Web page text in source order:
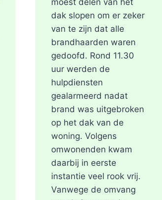
moest delen van het
dak slopen om er zeker
van te zijn dat alle
brandhaarden waren
gedoofd. Rond 11.30
uur werden de
hulpdiensten
gealarmeerd nadat
brand was uitgebroken
op het dak van de
woning. Volgens
omwonenden kwam
daarbij in eerste
instantie veel rook vrij.
Vanwege de omvang